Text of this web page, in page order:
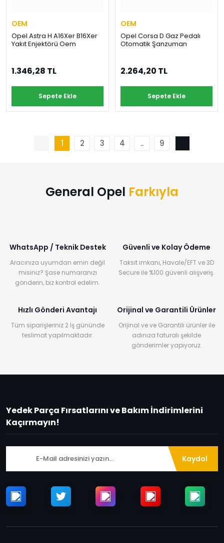
OEM
Opel Astra H A16Xer B16Xer
Yakıt Enjektörü Oem
1.346,28 TL
Sepete Ekle
OEM
Opel Corsa D Gaz Pedalı
Otomatik Şanzuman
2.264,20 TL
Sepete Ekle
1 2 3 4 .. 9
General Opel Farkıyla
WhatsApp / Teknik Destek
Aracınıza uyumdan emin değil
misiniz? Şase numaranızı
gönderin, biz kontrol edelim.
Güvenli ve Kolay Ödeme
Taksit imkanı, Havale/EFT ve 3D
Secure ile %100 güvenli alışveriş.
Hızlı Gönderi Avantajı
Tüm siparişleriniz 2 İş gününde
teslimat yapılmaktadır.
Orijinal ve Garantili Ürünler
Orijinal ve ve Garantili ürünler ile
adınıza faturalı şekilde
gönderimler yapıyoruz.
Yedek Parça Fırsatlarını ve Bakım İndirimlerini
Kaçırmayın!
Kaydol